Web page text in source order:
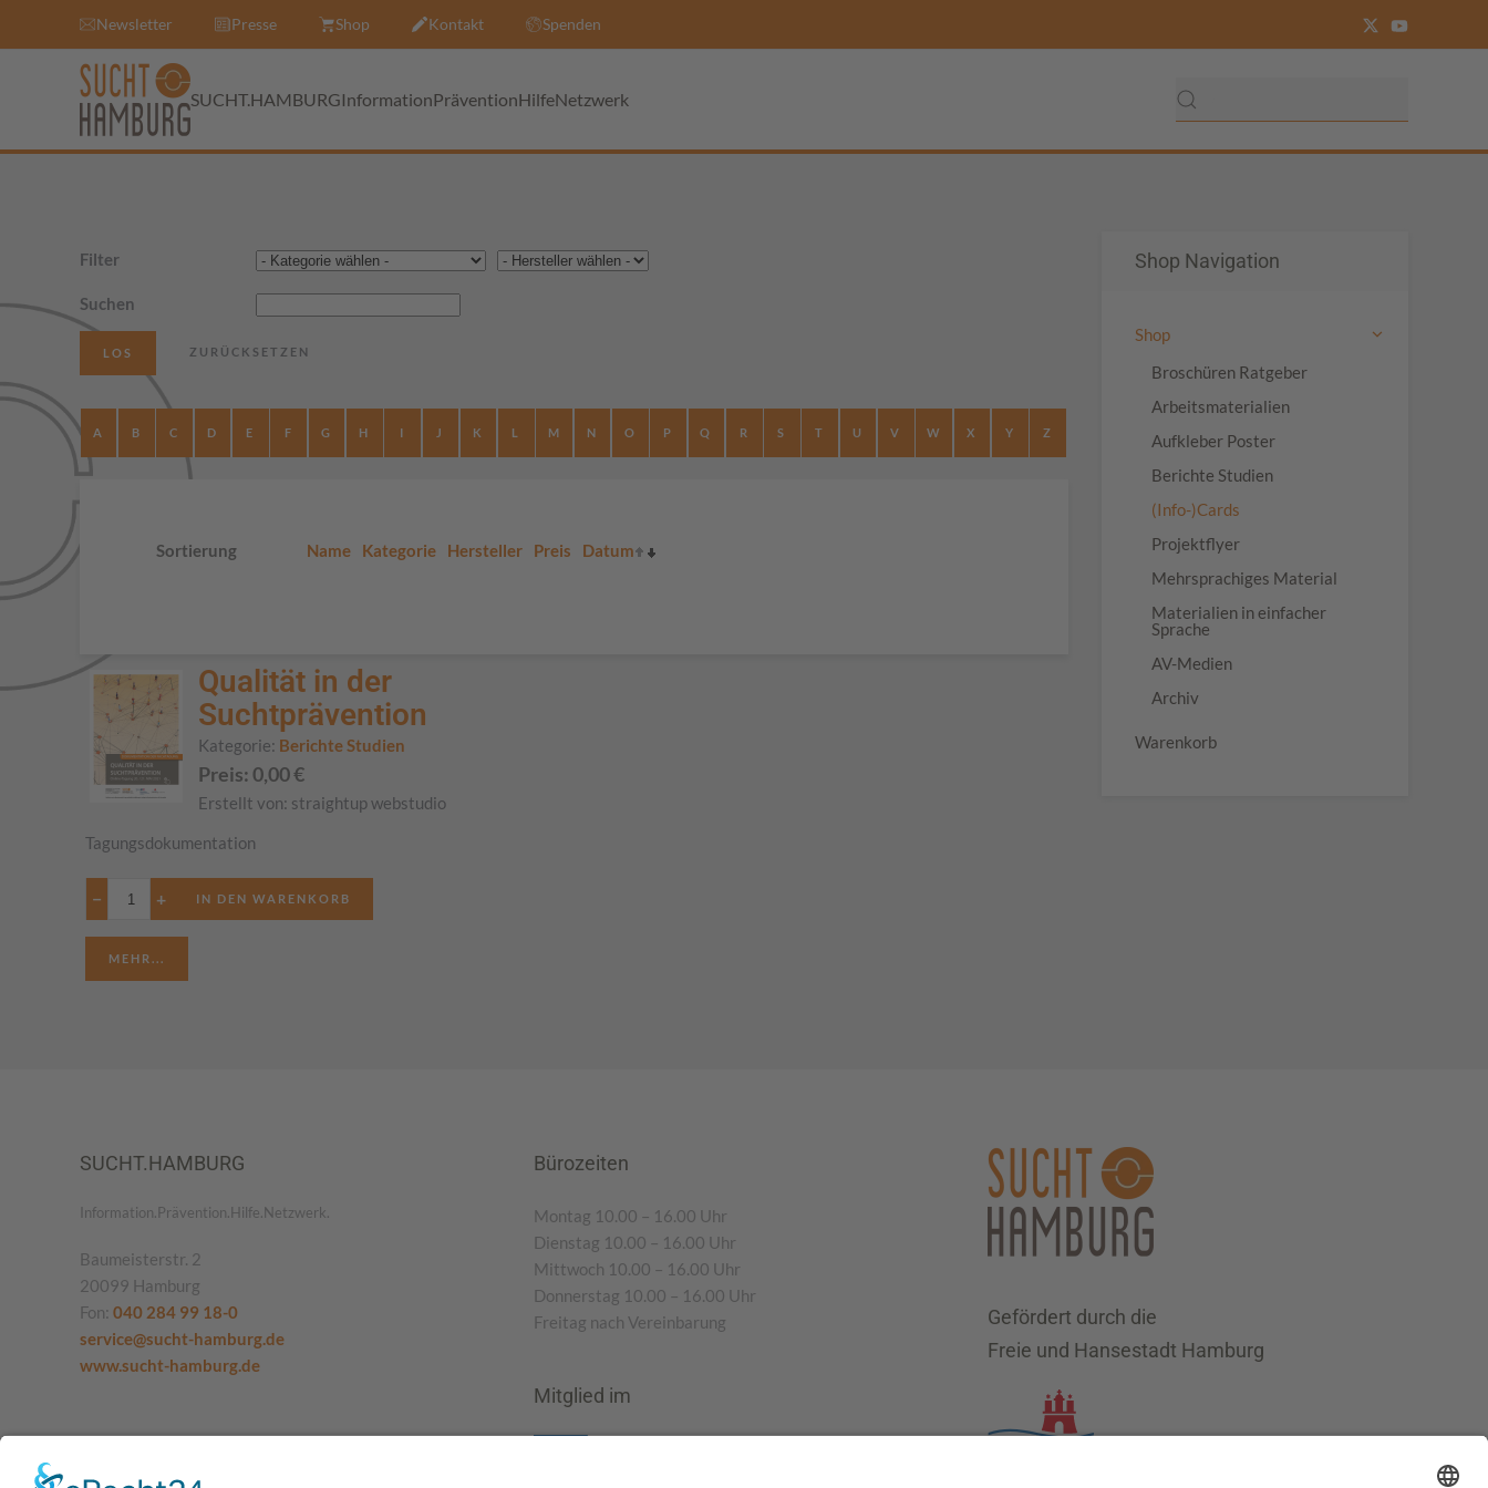
Newsletter Presse Shop Kontakt Spenden
SUCHT.HAMBURGInformationPräventionHilfeNetzwerk
Filter
Suchen
A B C D E F G H I J K L M N O P Q R S T U V W X Y Z
Sortierung Name Kategorie Hersteller Preis Datum
Qualität in der
Suchtprävention
Kategorie: Berichte Studien
Preis: 0,00€
Erstellt von: straightup webstudio
Tagungsdokumentation
− +
MEHR...
Shop Navigation
Shop
Broschüren Ratgeber
Arbeitsmaterialien
Aufkleber Poster
Berichte Studien
(Info-)Cards
Projektflyer
Mehrsprachiges Material
Materialien in einfacher
Sprache
AV-Medien
Archiv
Warenkorb
SUCHT.HAMBURG
Information.Prävention.Hilfe.Netzwerk.
Baumeisterstr. 2
20099 Hamburg
Fon: 040 284 99 18-0
service@sucht-hamburg.de
www.sucht-hamburg.de
Bürozeiten
Montag 10.00 – 16.00 Uhr
Dienstag 10.00 – 16.00 Uhr
Mittwoch 10.00 – 16.00 Uhr
Donnerstag 10.00 – 16.00 Uhr
Freitag nach Vereinbarung
Mitglied im
Gefördert durch die
Freie und Hansestadt Hamburg